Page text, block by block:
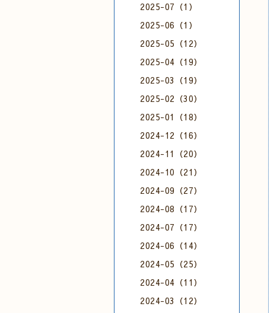
2025-07（1）
2025-06（1）
2025-05（12）
2025-04（19）
2025-03（19）
2025-02（30）
2025-01（18）
2024-12（16）
2024-11（20）
2024-10（21）
2024-09（27）
2024-08（17）
2024-07（17）
2024-06（14）
2024-05（25）
2024-04（11）
2024-03（12）